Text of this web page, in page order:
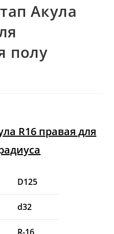
Акула
полу
R16 правая для
D125
d32